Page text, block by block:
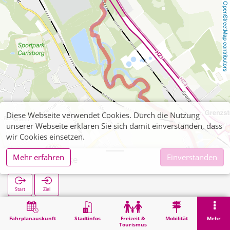
OpenStreetMap contributors
Fahrplanauskunft Stadtinfos
Freizeit &
Tourismus
Mobilität Mehr
Worm Brücke
Start Ziel
Suche
Diese Webseite verwendet Cookies. Durch die Nutzung
unserer Webseite erklären Sie sich damit einverstanden, dass
wir Cookies einsetzen.
Mehr erfahren
Einverstanden